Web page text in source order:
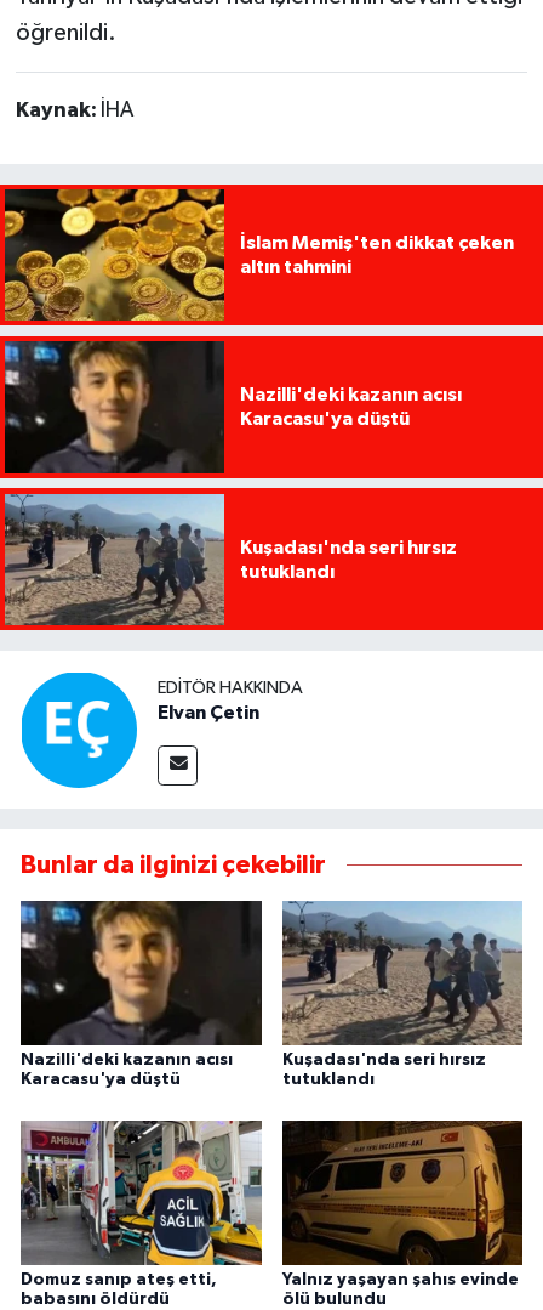
öğrenildi.
Kaynak: İHA
İslam Memiş'ten dikkat çeken
altın tahmini
Nazilli'deki kazanın acısı
Karacasu'ya düştü
Kuşadası'nda seri hırsız
tutuklandı
EDITÖR HAKKINDA
Elvan Çetin
Bunlar da ilginizi çekebilir
Nazilli'deki kazanın acısı
Karacasu'ya düştü
Kuşadası'nda seri hırsız
tutuklandı
Domuz sanıp ateş etti,
babasını öldürdü
Yalnız yaşayan şahıs evinde
ölü bulundu